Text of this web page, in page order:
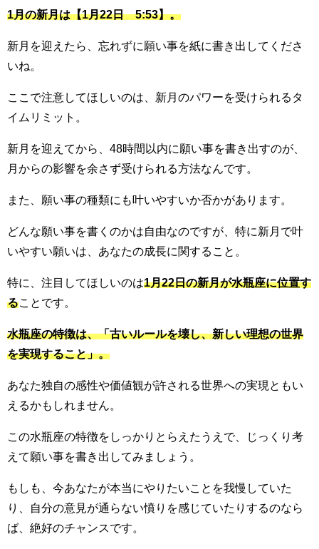
1月の新月は【1月22日 5:53】。
新月を迎えたら、忘れずに願い事を紙に書き出してくださ
いね。
ここで注意してほしいのは、新月のパワーを受けられるタ
イムリミット。
新月を迎えてから、48時間以内に願い事を書き出すのが、
月からの影響を余さず受けられる方法なんです。
また、願い事の種類にも叶いやすいか否かがあります。
どんな願い事を書くのかは自由なのですが、特に新月で叶
いやすい願いは、あなたの成長に関すること。
特に、注目してほしいのは1月22日の新月が水瓶座に位置す
ることです。
水瓶座の特徴は、「古いルールを壊し、新しい理想の世界
を実現すること」。
あなた独自の感性や価値観が許される世界への実現ともい
えるかもしれません。
この水瓶座の特徴をしっかりとらえたうえで、じっくり考
えて願い事を書き出してみましょう。
もしも、今あなたが本当にやりたいことを我慢していた
り、自分の意見が通らない憤りを感じていたりするのなら
ば、絶好のチャンスです。